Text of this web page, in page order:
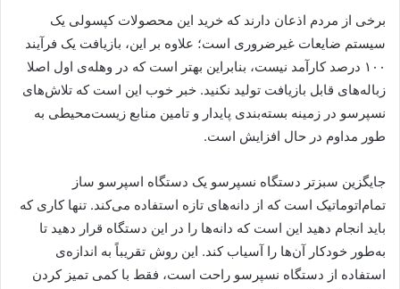
برخی از مردم اذعان دارند که خرید این محصولات کپسولی یک
سیستم ضایعات غیرضروری است؛ علاوه بر این، بازیافت یک فرآیند
۱۰۰ درصد کارآمد نیست، بنابراین بهتر است که در وهله‌ی اول اصلا
زباله‌های قابل بازیافت تولید نکنید. خبر خوب این است که تلاش‌های
نسپرسو در زمینه بسته‌بندی پایدار و تامین منابع زیست‌محیطی به
طور مداوم در حال افزایش است.
جایگزین سبزتر دستگاه نسپرسو یک دستگاه اسپرسو ساز
تمام‌اتوماتیک است که از دانه‌های تازه استفاده می‌کند. تنها کاری که
باید انجام دهید این است که دانه‌ها را در این دستگاه قرار دهید تا
به‌طور خودکار آن‌ها را آسیاب کند. این روش تقریباً به اندازه‌ی
استفاده از دستگاه نسپرسو راحت است، فقط با کمی تمیز کردن